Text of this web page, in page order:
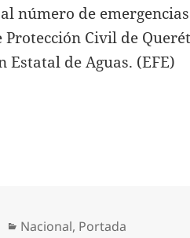
número de
Protección Civil de
Estatal de Aguas. (EFE)
Categorías
Nacional, Portada